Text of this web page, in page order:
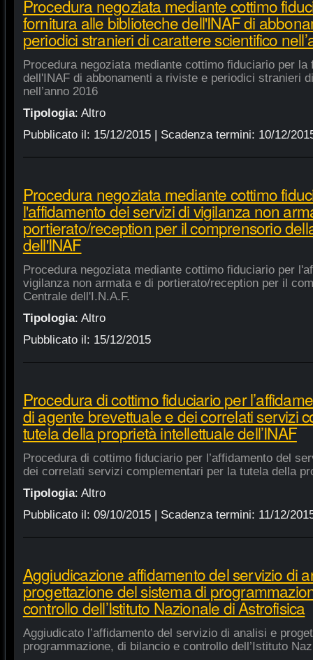
Procedura negoziata mediante cottimo
fornitura alle biblioteche dell'INAF di
periodici stranieri di carattere scientifico
Procedura negoziata mediante cottimo fiduciario per la
dell'INAF di abbonamenti a riviste e periodici stranieri
nell’anno 2016
Tipologia: Altro
Pubblicato il: 15/12/2015| Scadenza termini: 10/12/
Procedura negoziata mediante cottimo
l'affidamento dei servizi di vigilanza non
portierato/reception per il comprensorio
dell'INAF
Procedura negoziata mediante cottimo fiduciario per
vigilanza non armata e di portierato/reception per il
Centrale dell'I.N.A.F.
Tipologia: Altro
Pubblicato il: 15/12/2015
Procedura di cottimo fiduciario per
di agente brevettuale e dei correlati servizi
tutela della proprietà intellettuale dell’INAF
Procedura di cottimo fiduciario per l’affidamento del
dei correlati servizi complementari per la tutela della
Tipologia: Altro
Pubblicato il: 09/10/2015| Scadenza termini: 11/12/
Aggiudicazione affidamento del servizio di
progettazione del sistema di
controllo dell’Istituto Nazionale di Astrofisica
Aggiudicato l’affidamento del servizio di analisi e
programmazione, di bilancio e controllo dell’Istituto